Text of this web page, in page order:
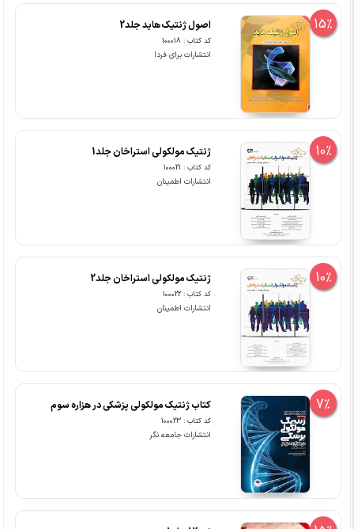
15% اصول ژنتیک هاید جلد2
کد کتاب : 100018
انتشارات برای فردا
10% ژنتیک مولکولی استراخان جلد1
کد کتاب : 100021
انتشارات اطمینان
10% ژنتیک مولکولی استراخان جلد2
کد کتاب : 100022
انتشارات اطمینان
7% کتاب ژنتیک مولکولی پزشکی در هزاره سوم
کد کتاب : 100023
انتشارات جامعه نگر